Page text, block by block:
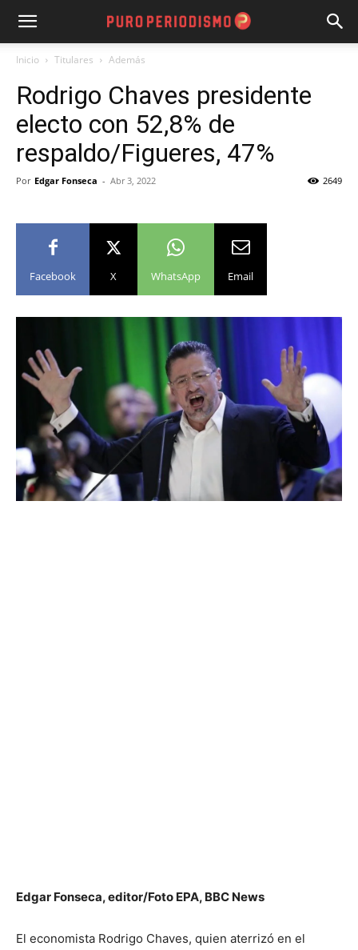
Inicio Titulares Además
Rodrigo Chaves presidente
electo con 52,8% de
respaldo/Figueres, 47%
Por Edgar Fonseca - Abr 3, 2022 2649
Facebook X WhatsApp Email
Edgar Fonseca, editor/Foto EPA, BBC News
El economista Rodrigo Chaves, quien aterrizó en el